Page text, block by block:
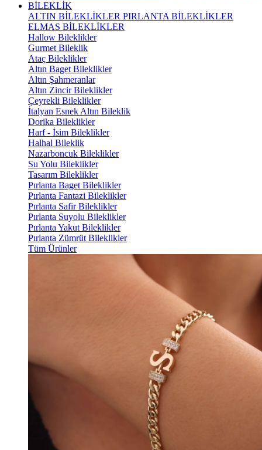
BİLEKLİK
ALTIN BİLEKLİKLER PIRLANTA BİLEKLİKLER
ELMAS BİLEKLİKLER
Hallow Bileklikler
Gurmet Bileklik
Ataç Bileklikler
Altın Baget Bileklikler
Altın Şahmeranlar
Altın Zincir Bileklikler
Çeyrekli Bileklikler
İtalyan Esnek Altın Bileklik
Dorika Bileklikler
Harf - İsim Bileklikler
Halhal Bileklik
Nazarboncuk Bileklikler
Su Yolu Bileklikler
Tasarım Bileklikler
Pırlanta Baget Bileklikler
Pırlanta Fantazi Bileklikler
Pırlanta Safir Bileklikler
Pırlanta Suyolu Bileklikler
Pırlanta Yakut Bileklikler
Pırlanta Zümrüt Bileklikler
Tüm Ürünler